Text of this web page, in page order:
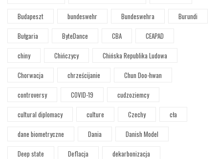
Budapeszt
bundeswehr Bundeswehra
Burundi
Bułgaria
ByteDance CBA
CEAPAD
chiny
Chińczycy
Chińska Republika Ludowa
Chorwacja
chrześcijanie
Chun Doo-hwan
controversy
COVID-19
cudzoziemcy
cultural diplomacy
culture Czechy
cła
dane biometryczne
Dania
Danish Model
Deep state
Deflacja
dekarbonizacja